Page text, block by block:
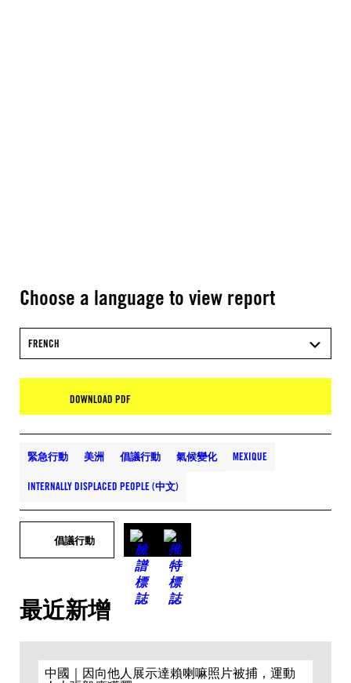
Choose a language to view report
FRENCH
DOWNLOAD PDF
緊急行動 美洲 倡議行動 氣候變化 MEXIQUE
INTERNALLY DISPLACED PEOPLE (中文)
倡議行動
最近新增
中國｜因向他人展示達賴喇嘛照片被捕，運動